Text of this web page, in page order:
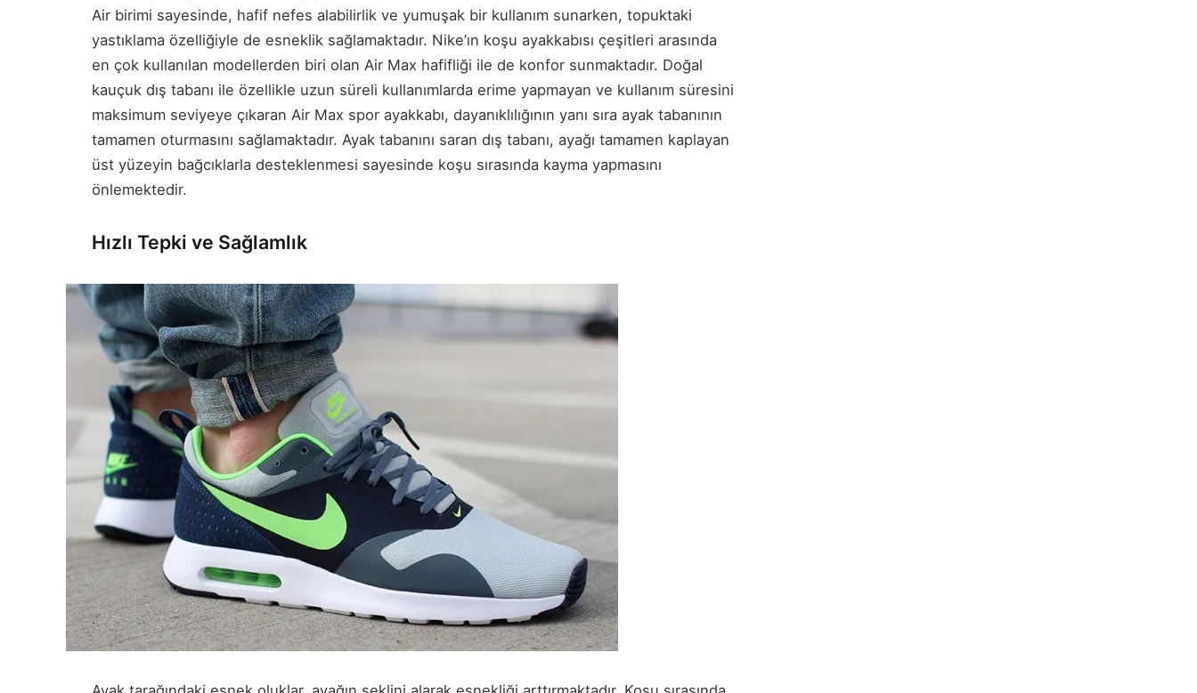
Air birimi sayesinde, hafif nefes alabilirlik ve yumuşak bir kullanım sunarken, topuktaki
yastıklama özelliğiyle de esneklik sağlamaktadır. Nike’ın koşu ayakkabısı çeşitleri arasında
en çok kullanılan modellerden biri olan Air Max hafifliği ile de konfor sunmaktadır. Doğal
kauçuk dış tabanı ile özellikle uzun süreli kullanımlarda erime yapmayan ve kullanım süresini
maksimum seviyeye çıkaran Air Max spor ayakkabı, dayanıklılığının yanı sıra ayak tabanının
tamamen oturmasını sağlamaktadır. Ayak tabanını saran dış tabanı, ayağı tamamen kaplayan
üst yüzeyin bağcıklarla desteklenmesi sayesinde koşu sırasında kayma yapmasını
önlemektedir.
Hızlı Tepki ve Sağlamlık